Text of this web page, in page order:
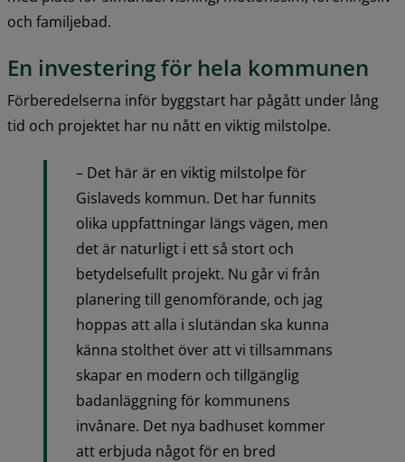
och familjebad.
En investering för hela kommunen
Förberedelserna inför byggstart har pågått under lång
tid och projektet har nu nått en viktig milstolpe.
– Det här är en viktig milstolpe för
Gislaveds kommun. Det har funnits
olika uppfattningar längs vägen, men
det är naturligt i ett så stort och
betydelsefullt projekt. Nu går vi från
planering till genomförande, och jag
hoppas att alla i slutändan ska kunna
känna stolthet över att vi tillsammans
skapar en modern och tillgänglig
badanläggning för kommunens
invånare. Det nya badhuset kommer
att erbjuda något för en bred